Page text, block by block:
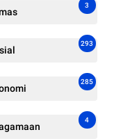
3
293
285
4